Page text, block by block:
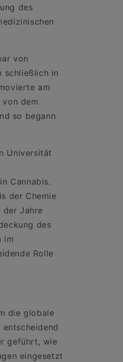
des
von
schließlich in
am
dem
so begann
Universität
Cannabis.
der Chemie
der Jahre
des
im
Rolle
die globale
geführt, wie
eingesetzt